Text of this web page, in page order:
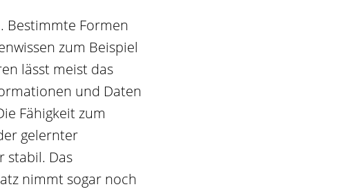
Bestimmte Formen
zum Beispiel
lässt meist das
und Daten
Fähigkeit zum
gelernter
stabil. Das
nimmt sogar noch